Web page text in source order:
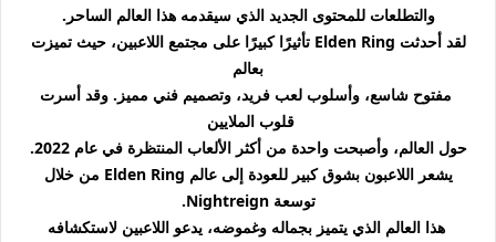
والتطلعات للمحتوى الجديد الذي سيقدمه هذا العالم الساحر.
لقد أحدثت Elden Ring تأثيرًا كبيرًا على مجتمع اللاعبين، حيث تميزت
بعالم
مفتوح شاسع، وأسلوب لعب فريد، وتصميم فني مميز. وقد أسرت
قلوب الملايين
حول العالم، وأصبحت واحدة من أكثر الألعاب المنتظرة في عام 2022.
يشعر اللاعبون بشوق كبير للعودة إلى عالم Elden Ring من خلال
توسعة Nightreign.
هذا العالم الذي يتميز بجماله وغموضه، يدعو اللاعبين لاستكشافه